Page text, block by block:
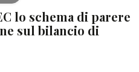
lo schema di parere
sul bilancio di